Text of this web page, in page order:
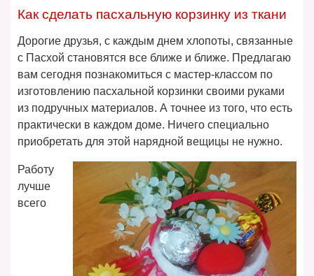
Как сделать пасхальную корзинку из ткани
Дорогие друзья, с каждым днем хлопоты, связанные
с Пасхой становятся все ближе и ближе. Предлагаю
вам сегодня познакомиться с мастер-классом по
изготовлению пасхальной корзинки своими руками
из подручных материалов. А точнее из того, что есть
практически в каждом доме. Ничего специально
приобретать для этой нарядной вещицы не нужно.
Работу
лучше
всего